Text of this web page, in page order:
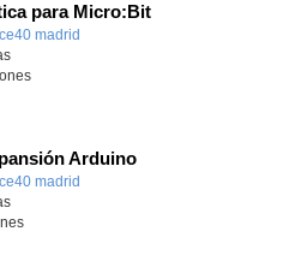
para Micro:Bit
madrid
Arduino
madrid